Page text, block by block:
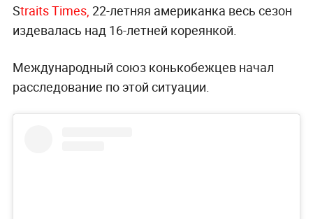
Straits Times, 22-летняя американка весь сезон
издевалась над 16-летней кореянкой.
Международный союз конькобежцев начал
расследование по этой ситуации.